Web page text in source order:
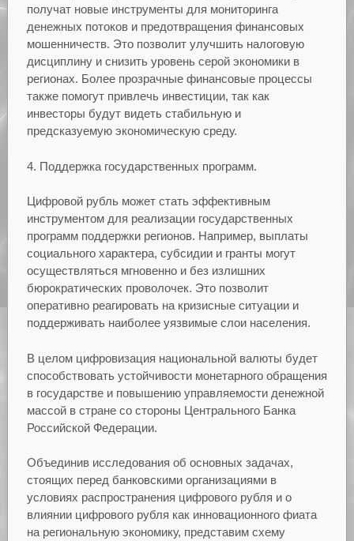
получат новые инструменты для мониторинга
денежных потоков и предотвращения финансовых
мошенничеств. Это позволит улучшить налоговую
дисциплину и снизить уровень серой экономики в
регионах. Более прозрачные финансовые процессы
также помогут привлечь инвестиции, так как
инвесторы будут видеть стабильную и
предсказуемую экономическую среду.
4. Поддержка государственных программ.
Цифровой рубль может стать эффективным
инструментом для реализации государственных
программ поддержки регионов. Например, выплаты
социального характера, субсидии и гранты могут
осуществляться мгновенно и без излишних
бюрократических проволочек. Это позволит
оперативно реагировать на кризисные ситуации и
поддерживать наиболее уязвимые слои населения.
В целом цифровизация национальной валюты будет
способствовать устойчивости монетарного обращения
в государстве и повышению управляемости денежной
массой в стране со стороны Центрального Банка
Российской Федерации.
Объединив исследования об основных задачах,
стоящих перед банковскими организациями в
условиях распространения цифрового рубля и о
влиянии цифрового рубля как инновационного фиата
на региональную экономику, представим схему